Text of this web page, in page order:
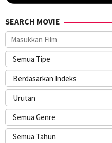
SEARCH MOVIE